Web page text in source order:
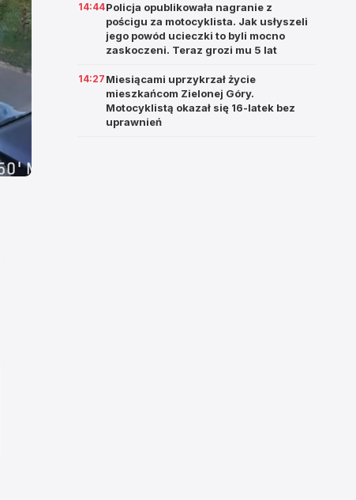
14:44Policja opublikowała nagranie z
pościgu za motocyklista. Jak usłyszeli
jego powód ucieczki to byli mocno
zaskoczeni. Teraz grozi mu 5 lat
14:27 Miesiącami uprzykrzał życie
mieszkańcom Zielonej Góry.
Motocyklistą okazał się 16-latek bez
uprawnień